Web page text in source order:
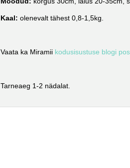
Kaal: olenevalt tähest 0,8-1,5kg.
Vaata ka Miramii kodusisustuse blogi
Tarneaeg 1-2 nädalat.